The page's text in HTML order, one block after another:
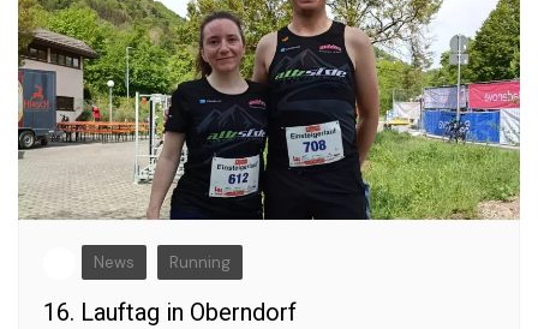
News Running
16. Lauftag in Oberndorf